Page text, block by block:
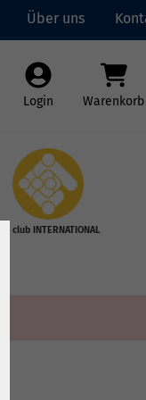
Über uns
Login Warenkorb
vhs club INTERNATIONAL